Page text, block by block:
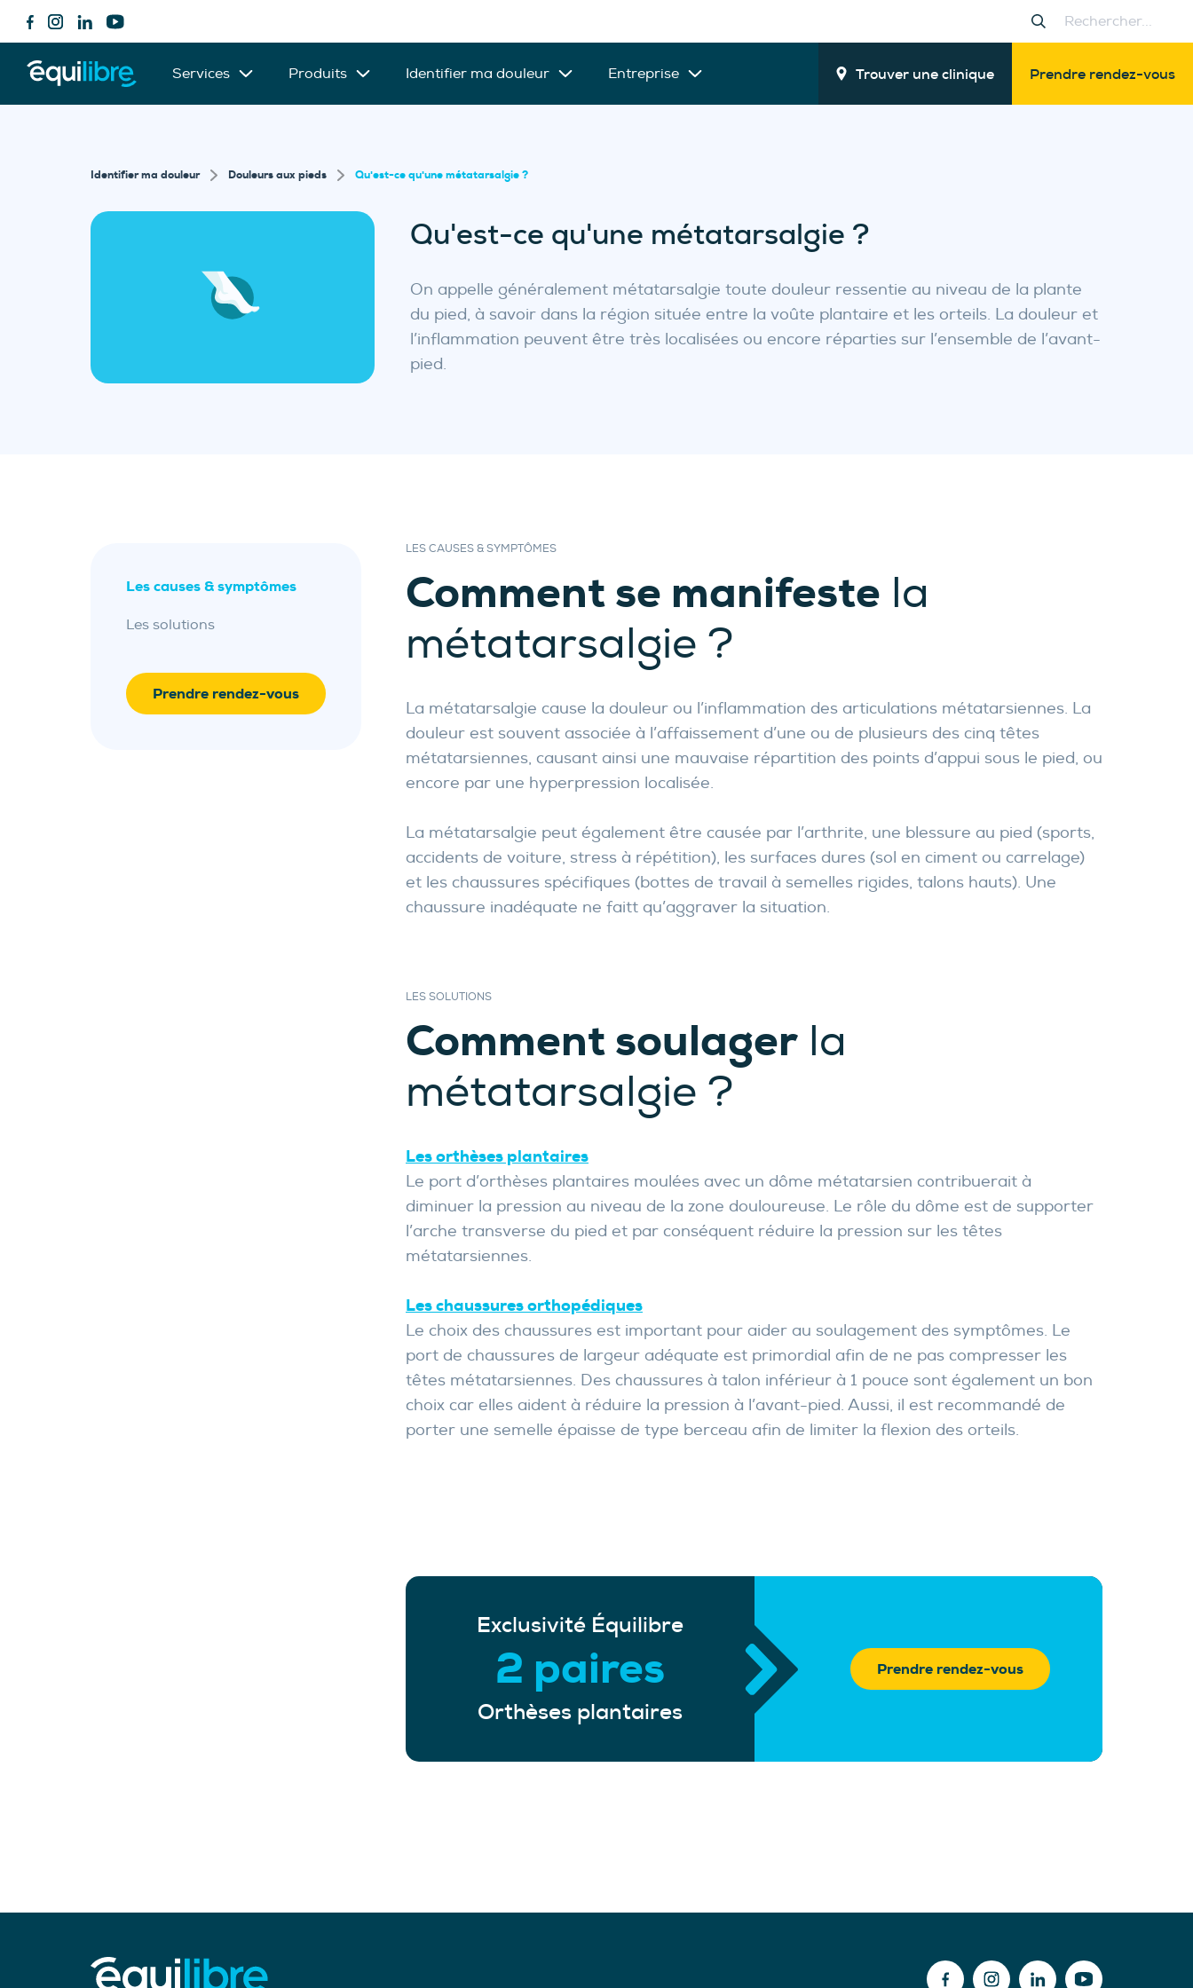
Services Produits Identifier ma douleur Entreprise Trouver une clinique Prendre rendez-vous
Identifier ma douleur Douleurs aux pieds Qu'est-ce qu'une métatarsalgie ?
Qu'est-ce qu'une métatarsalgie ?
On appelle généralement métatarsalgie toute douleur ressentie au niveau de la plante
du pied, à savoir dans la région située entre la voûte plantaire et les orteils. La douleur et
l’inflammation peuvent être très localisées ou encore réparties sur l’ensemble de l’avant-
pied.
Les causes & symptômes
Les solutions
Prendre rendez-vous
LES CAUSES & SYMPTÔMES
Comment se manifeste la
métatarsalgie ?
La métatarsalgie cause la douleur ou l’inflammation des articulations métatarsiennes. La
douleur est souvent associée à l’affaissement d’une ou de plusieurs des cinq têtes
métatarsiennes, causant ainsi une mauvaise répartition des points d’appui sous le pied, ou
encore par une hyperpression localisée.
La métatarsalgie peut également être causée par l’arthrite, une blessure au pied (sports,
accidents de voiture, stress à répétition), les surfaces dures (sol en ciment ou carrelage)
et les chaussures spécifiques (bottes de travail à semelles rigides, talons hauts). Une
chaussure inadéquate ne faitt qu’aggraver la situation.
LES SOLUTIONS
Comment soulager la
métatarsalgie ?
Les orthèses plantaires
Le port d’orthèses plantaires moulées avec un dôme métatarsien contribuerait à
diminuer la pression au niveau de la zone douloureuse. Le rôle du dôme est de supporter
l’arche transverse du pied et par conséquent réduire la pression sur les têtes
métatarsiennes.
Les chaussures orthopédiques
Le choix des chaussures est important pour aider au soulagement des symptômes. Le
port de chaussures de largeur adéquate est primordial afin de ne pas compresser les
têtes métatarsiennes. Des chaussures à talon inférieur à 1 pouce sont également un bon
choix car elles aident à réduire la pression à l’avant-pied. Aussi, il est recommandé de
porter une semelle épaisse de type berceau afin de limiter la flexion des orteils.
Exclusivité Équilibre
2 paires
Orthèses plantaires
Prendre rendez-vous